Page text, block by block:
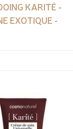
KARITÉ -
EXOTIQUE -